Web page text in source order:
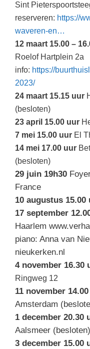
Sint
reserveren: https://
waveren-en…
12 maart 15.00 –
Roelof Hartplein 2a
info: https://
2023/
24 maart 15.15 uur
(besloten)
23 april 15.00 uur
7 mei 15.00 uur El
14 mei 17.00 uur
(besloten)
29 juin 19h30
France
10 augustus 15.00
17 september
Haarlem
piano: Anna van
nieukerken.nl
4 november 16.30
Ringweg 12
11 november
Amsterdam
1 december 20.30
Aalsmeer
3 december 15.00